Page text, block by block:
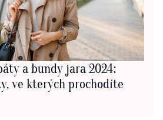
a bundy jara 2024:
ve kterých prochodíte